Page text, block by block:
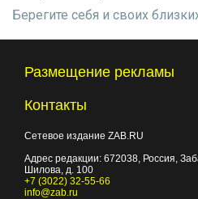
Берегите себя и своих
Размещение рекламы
Контакты
Сетевое издание ZAB.RU
Адрес редакции: 672038, Россия,
Шилова, д. 100
+7 (3022) 32-55-66
info@zab.ru